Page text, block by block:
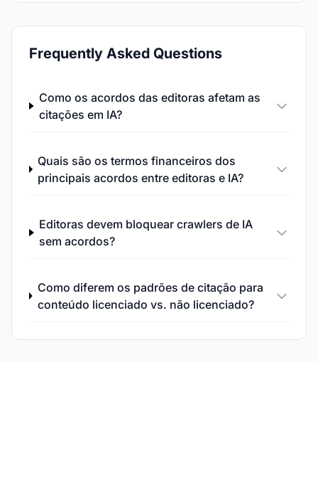
Frequently Asked Questions
Como os acordos das editoras afetam as
citações em IA?
Quais são os termos financeiros dos
principais acordos entre editoras e IA?
Editoras devem bloquear crawlers de IA
sem acordos?
Como diferem os padrões de citação para
conteúdo licenciado vs. não licenciado?